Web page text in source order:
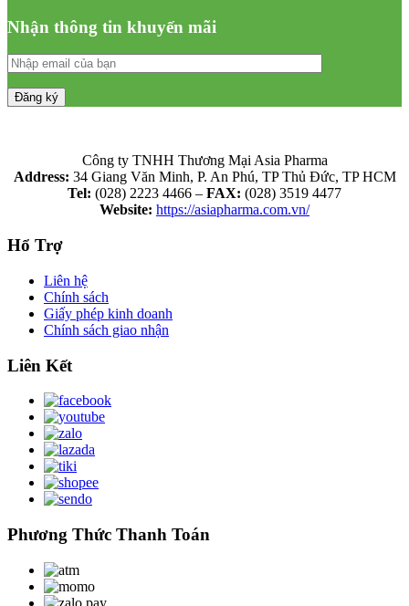
Nhận thông tin khuyến mãi
Công ty TNHH Thương Mại Asia Pharma
Address: 34 Giang Văn Minh, P. An Phú, TP Thủ Đức, TP HCM
Tel: (028) 2223 4466 – FAX: (028) 3519 4477
Website: https://asiapharma.com.vn/
Hổ Trợ
Liên hệ
Chính sách
Giấy phép kinh doanh
Chính sách giao nhận
Liên Kết
Phương Thức Thanh Toán